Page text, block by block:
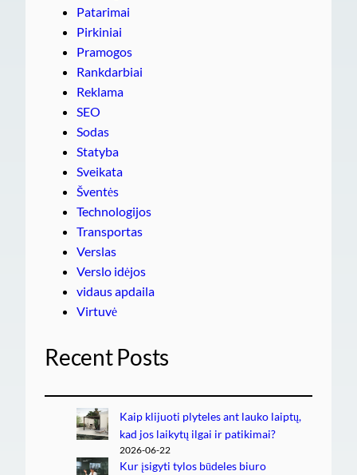
Patarimai
Pirkiniai
Pramogos
Rankdarbiai
Reklama
SEO
Sodas
Statyba
Sveikata
Šventės
Technologijos
Transportas
Verslas
Verslo idėjos
vidaus apdaila
Virtuvė
Recent Posts
Kaip klijuoti plyteles ant lauko laiptų,
kad jos laikytų ilgai ir patikimai?
2026-06-22
Kur įsigyti tylos būdeles biuro